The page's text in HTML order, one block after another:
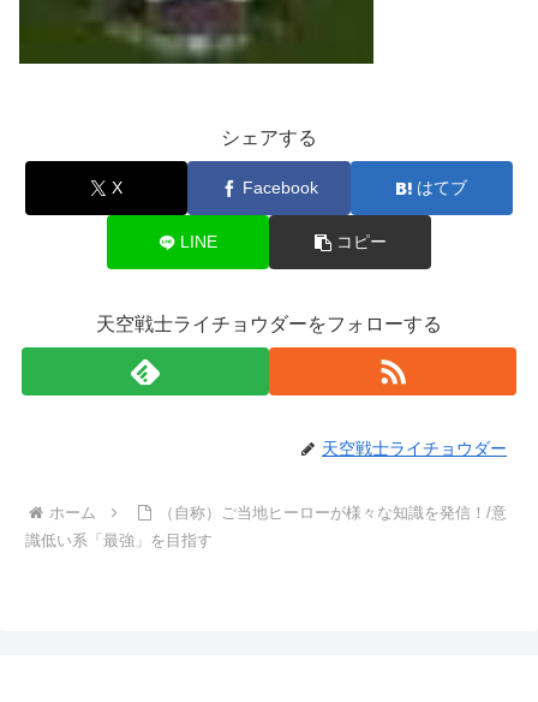
シェアする
X Facebook はてブ
LINE コピー
天空戦士ライチョウダーをフォローする
天空戦士ライチョウダー
ホーム
（自称）ご当地ヒーローが様々な知識を発信！/意
識低い系「最強」を目指す